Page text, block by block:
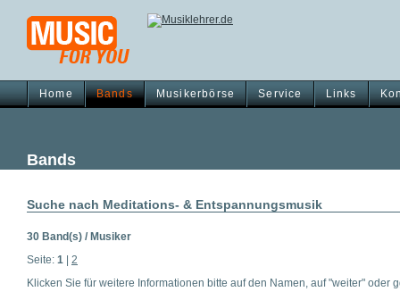
Home Bands Musikerbörse Service Links
Bands
Suche nach Meditations- & Entspannungsmusik
30 Band(s) / Musiker
Seite: 1
2
Klicken Sie für weitere Informationen bitte auf den Namen, auf "weiter" oder